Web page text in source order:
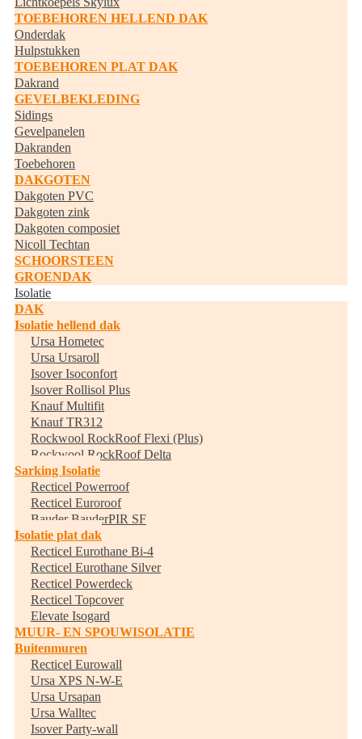
TOEBEHOREN HELLEND DAK
Onderdak
Hulpstukken
TOEBEHOREN PLAT DAK
Dakrand
GEVELBEKLEDING
Sidings
Gevelpanelen
Dakranden
Toebehoren
DAKGOTEN
Dakgoten PVC
Dakgoten zink
Dakgoten composiet
Nicoll Techtan
SCHOORSTEEN
GROENDAK
Isolatie
DAK
Isolatie hellend dak
Ursa Hometec
Ursa Ursaroll
Isover Isoconfort
Isover Rollisol Plus
Knauf Multifit
Knauf TR312
Rockwool RockRoof Flexi (Plus)
Rockwool RockRoof Delta
Sarking Isolatie
Recticel Powerroof
Recticel Euroroof
Bauder BauderPIR SF
Isolatie plat dak
Recticel Eurothane Bi-4
Recticel Eurothane Silver
Recticel Powerdeck
Recticel Topcover
Elevate Isogard
MUUR- EN SPOUWISOLATIE
Buitenmuren
Recticel Eurowall
Ursa XPS N-W-E
Ursa Ursapan
Ursa Walltec
Isover Party-wall